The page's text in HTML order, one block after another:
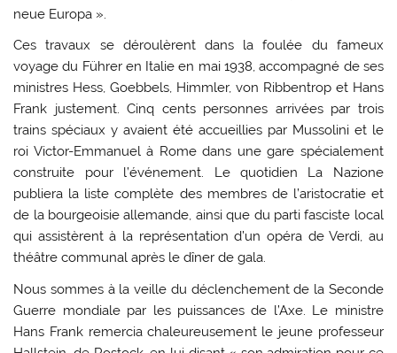
neue Europa ».
Ces travaux se déroulèrent dans la foulée du fameux
voyage du Führer en Italie en mai 1938, accompagné de ses
ministres Hess, Goebbels, Himmler, von Ribbentrop et Hans
Frank justement. Cinq cents personnes arrivées par trois
trains spéciaux y avaient été accueillies par Mussolini et le
roi Victor-Emmanuel à Rome dans une gare spécialement
construite pour l’événement. Le quotidien La Nazione
publiera la liste complète des membres de l’aristocratie et
de la bourgeoisie allemande, ainsi que du parti fasciste local
qui assistèrent à la représentation d’un opéra de Verdi, au
théâtre communal après le dîner de gala.
Nous sommes à la veille du déclenchement de la Seconde
Guerre mondiale par les puissances de l’Axe. Le ministre
Hans Frank remercia chaleureusement le jeune professeur